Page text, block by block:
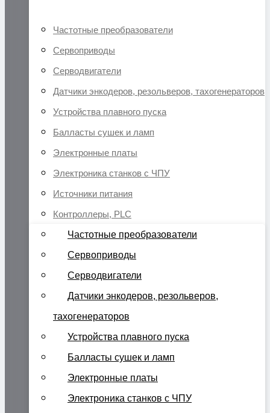
Частотные преобразователи
Сервоприводы
Серводвигатели
Датчики энкодеров, резольверов, тахогенераторов
Устройства плавного пуска
Балласты сушек и ламп
Электронные платы
Электроника станков с ЧПУ
Источники питания
Контроллеры, PLC
Частотные преобразователи
Сервоприводы
Серводвигатели
Датчики энкодеров, резольверов,
тахогенераторов
Устройства плавного пуска
Балласты сушек и ламп
Электронные платы
Электроника станков с ЧПУ